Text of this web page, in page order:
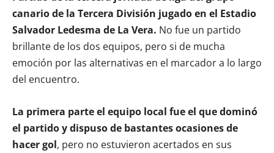
canario de la Tercera División jugado en el Estadio
Salvador Ledesma de La Vera. No fue un partido
brillante de los dos equipos, pero si de mucha
emoción por las alternativas en el marcador a lo largo
del encuentro.
La primera parte el equipo local fue el que dominó
el partido y dispuso de bastantes ocasiones de
hacer gol, pero no estuvieron acertados en sus